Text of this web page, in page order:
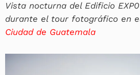
Vista nocturna del Edificio
durante el tour fotográfico en
Ciudad de Guatemala